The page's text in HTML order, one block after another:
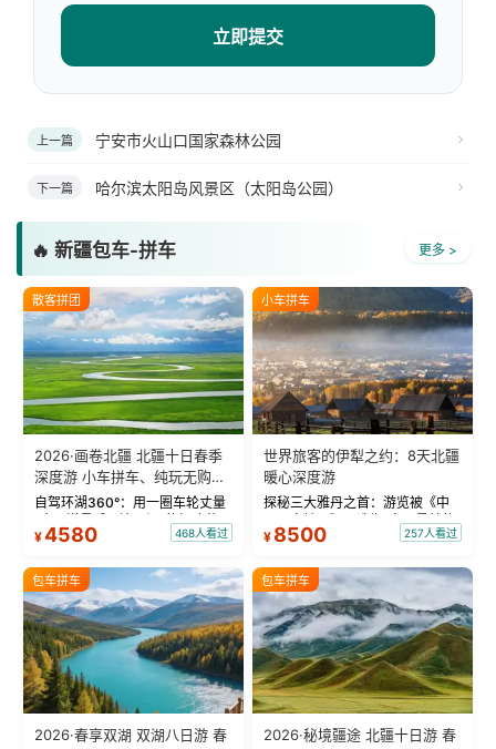
立即提交
上一篇 宁安市火山口国家森林公园
下一篇 哈尔滨太阳岛风景区（太阳岛公园）
🔥 新疆包车-拼车 更多 >
散客拼团
2026·画卷北疆 北疆十日春季
深度游 小车拼车、纯玩无购
物！
自驾环湖360°：用一圈车轮丈量
“大西洋最后一滴眼泪”的极致蔚
蓝。 赛湖旅拍：甄选多款风格服
绝美瞬间。 赛湖坦克300跟车视
频：专业摄影师...
¥4580 468人看过
小车拼车
世界旅客的伊犁之约：8天北疆
暖心深度游
探秘三大雅丹之首：游览被《中
国国家地理》评选为“中国最美的
三大雅丹”第一名的克拉玛依魔鬼
瓦人最大村落——禾木村，欣赏
晨雾与小木...
¥ 8500 257人看过
包车拼车
2026·春享双湖 双湖八日游 春
包车拼车
2026·秘境疆途 北疆十日游 春